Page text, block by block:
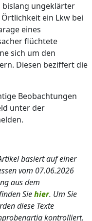
bislang ungeklärter
ein Lkw bei
eines
flüchtete
sich um den
Diesen beziffert die
Beobachtungen
unter der
basiert auf einer
vom 07.06.2026
aus dem
Siehier. Um Sie
diese Texte
kontrolliert.